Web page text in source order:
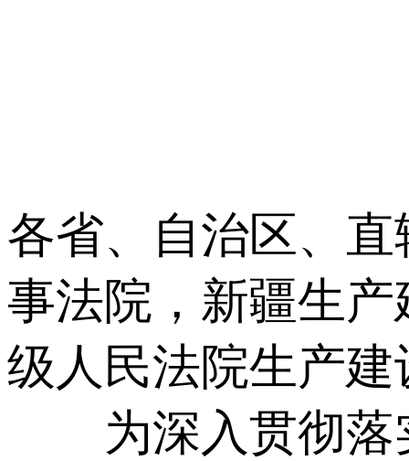
各省、自治区、
事法院，新疆生
级人民法院生产
为深入贯彻落